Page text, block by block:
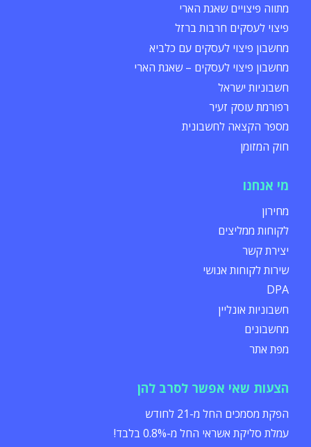
מתווה פיצויים שאגת הארי
פיצוי לעסקים חרבות ברזל
מחשבון פיצוי לעסקים עם כלביא
מחשבון פיצוי לעסקים – שאגת הארי
חשבוניות ישראל
רפורמת עוסק זעיר
מספר הקצאה לחשבונית
חוק המזומן
מי אנחנו
מחירון
לקוחות ממליצים
יצירת קשר
שירות לקוחות אנושי
DPA
חשבוניות אונליין
מחשבונים
מפת אתר
הצעות שאי אפשר לסרב להן
הפקת מסמכים החל מ-21 לחודש
עמלת סליקת אשראי החל מ-0.8% בלבד!